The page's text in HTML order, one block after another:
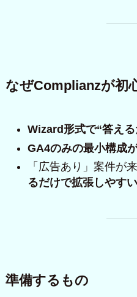
なぜComplianzが初
Wizard形式で“答える
GA4のみの最小構成
「広告あり」案件が
るだけで拡張しやすい
準備するもの